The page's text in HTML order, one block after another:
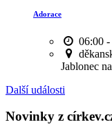
Adorace
06:00
Jablonec
Další události
Novinky z